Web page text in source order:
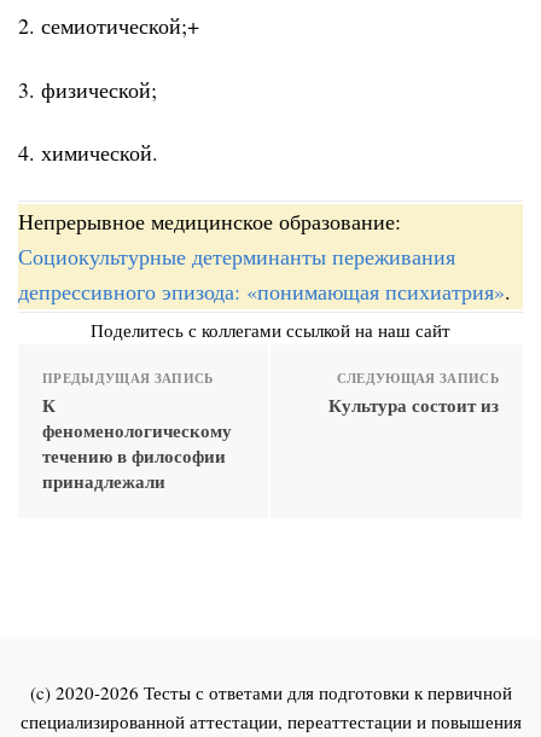
2. семиотической;+
3. физической;
4. химической.
Непрерывное медицинское образование:
Социокультурные детерминанты переживания
депрессивного эпизода: «понимающая психиатрия».
Поделитесь с коллегами ссылкой на наш сайт
ПРЕДЫДУЩАЯ ЗАПИСЬ
К
феноменологическому
течению в философии
принадлежали
СЛЕДУЮЩАЯ ЗАПИСЬ
Культура состоит из
(c) 2020-2026 Тесты с ответами для подготовки к первичной
специализированной аттестации, переаттестации и повышения